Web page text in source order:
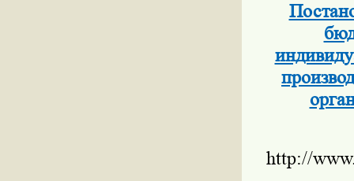
http://